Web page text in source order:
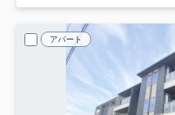
アパート